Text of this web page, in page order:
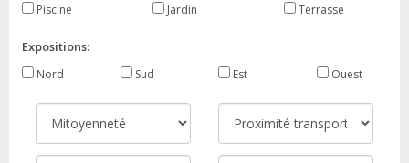
Piscine
Jardin Terrasse
Expositions:
Nord Sud Est Ouest